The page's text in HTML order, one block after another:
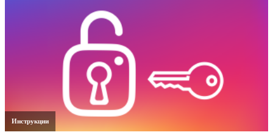
Инструкции